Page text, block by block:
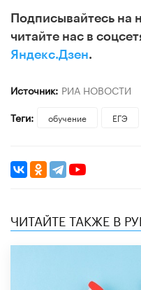
Подписывайтесь на
читайте нас в
Яндекс.Дзен.
Источник: РИА НОВОСТИ
Теги:
обучение ЕГЭ
ЧИТАЙТЕ ТАКЖЕ В